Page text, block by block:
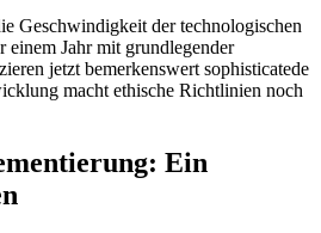
Geschwindigkeit der technologischen
Jahr mit grundlegender
jetzt bemerkenswert sophisticatede
macht ethische Richtlinien noch
Ein